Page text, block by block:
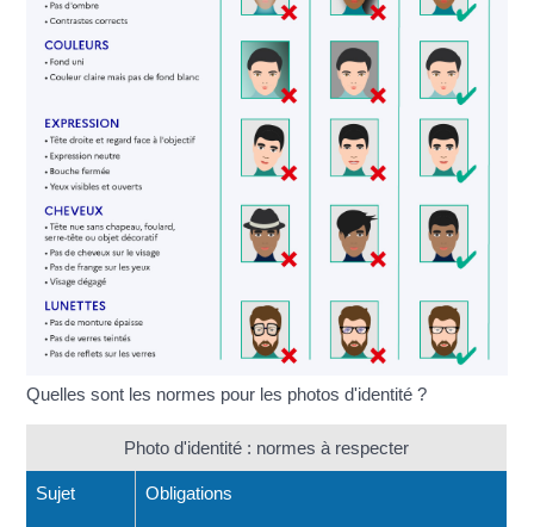
Quelles sont les normes pour les photos d'identité ?
Photo d'identité : normes à respecter
Sujet Obligations